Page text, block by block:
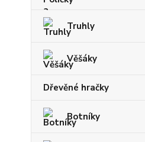
Truhly
Věšáky
Dřevěné hračky
Botníky